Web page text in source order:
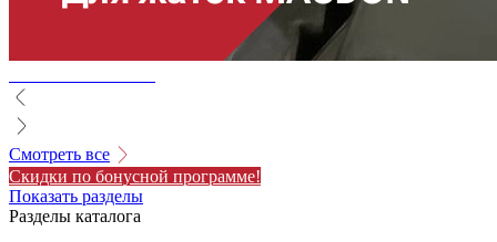
Смотреть все
Скидки по бонусной программе!
Показать разделы
Разделы каталога